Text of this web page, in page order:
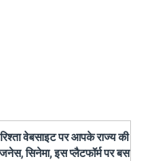
वेबसाइट पर आपके राज्य की
सिनेमा, इस प्लैटफॉर्म पर बस